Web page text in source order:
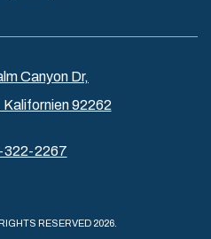
Canyon Dr,
92262
2267
RESERVED 2026.